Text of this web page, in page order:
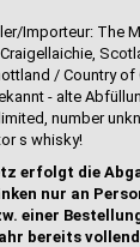
Importeur: The
/ Country of
- alte
number
s whisky!
erfolgt die
nur an
einer
bereits